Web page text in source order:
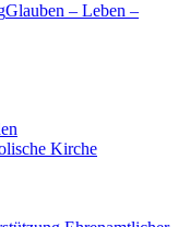
Glauben – Leben –
Kirche